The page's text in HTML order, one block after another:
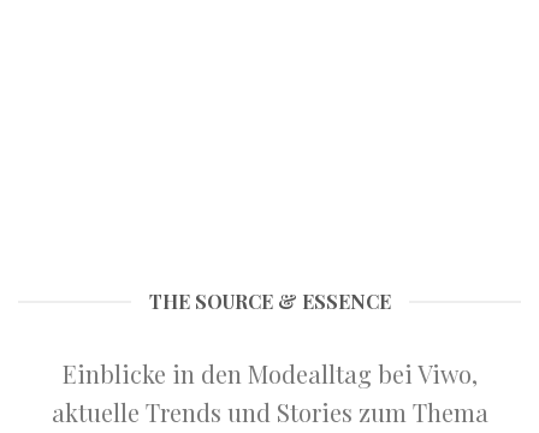
THE SOURCE & ESSENCE
Einblicke in den Modealltag bei Viwo,
aktuelle Trends und Stories zum Thema